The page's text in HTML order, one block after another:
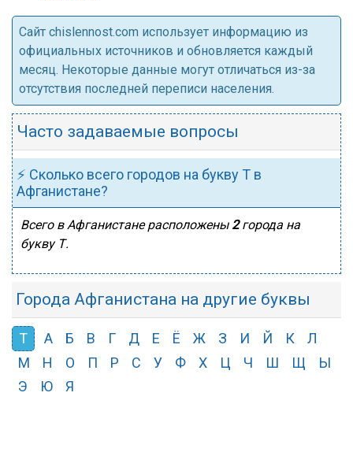
Cайт chislennost.com использует информацию из
официальных источников и обновляется каждый
месяц. Некоторые данные могут отличаться из-за
отсутствия последней переписи населения.
Часто задаваемые вопросы
⚡ Сколько всего городов на букву Т в
Афганистане?
Всего в Афганистане расположены 2города на
букву Т.
Города Афганистана на другие буквы
Т А Б В Г Д Е Ё Ж З И Й К
Л
М
Н О П Р С У Ф Х Ц Ч Ш Щ
Ы
Э
Ю Я